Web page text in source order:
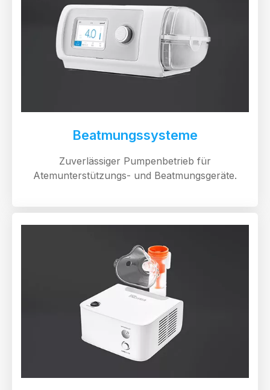
Beatmungssysteme
Zuverlässiger Pumpenbetrieb für
Atemunterstützungs- und Beatmungsgeräte.